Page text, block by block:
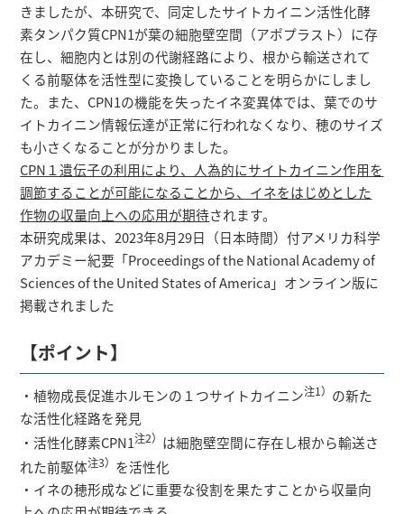
きましたが、本研究で、同定したサイトカイニン活性化酵
素タンパク質CPN1が葉の細胞壁空間（アポプラスト）に存
在し、細胞内とは別の代謝経路により、根から輸送されて
くる前駆体を活性型に変換していることを明らかにしまし
た。また、CPN1の機能を失ったイネ変異体では、葉でのサ
イトカイニン情報伝達が正常に行われなくなり、穂のサイズ
も小さくなることが分かりました。
CPN１遺伝子の利用により、人為的にサイトカイニン作用を
調節することが可能になることから、イネをはじめとした
作物の収量向上への応用が期待されます。
本研究成果は、2023年8月29日（日本時間）付アメリカ科学
アカデミー紀要「Proceedings of the National Academy of
Sciences of the United States of America」オンライン版に
掲載されました
【ポイント】
・植物成長促進ホルモンの１つサイトカイニン注1） の新た
な活性化経路を発見
・活性化酵素CPN1注2） は細胞壁空間に存在し根から輸送さ
れた前駆体注3） を活性化
・イネの穂形成などに重要な役割を果たすことから収量向